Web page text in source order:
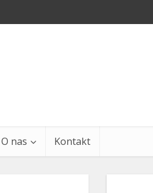
O nas Kontakt